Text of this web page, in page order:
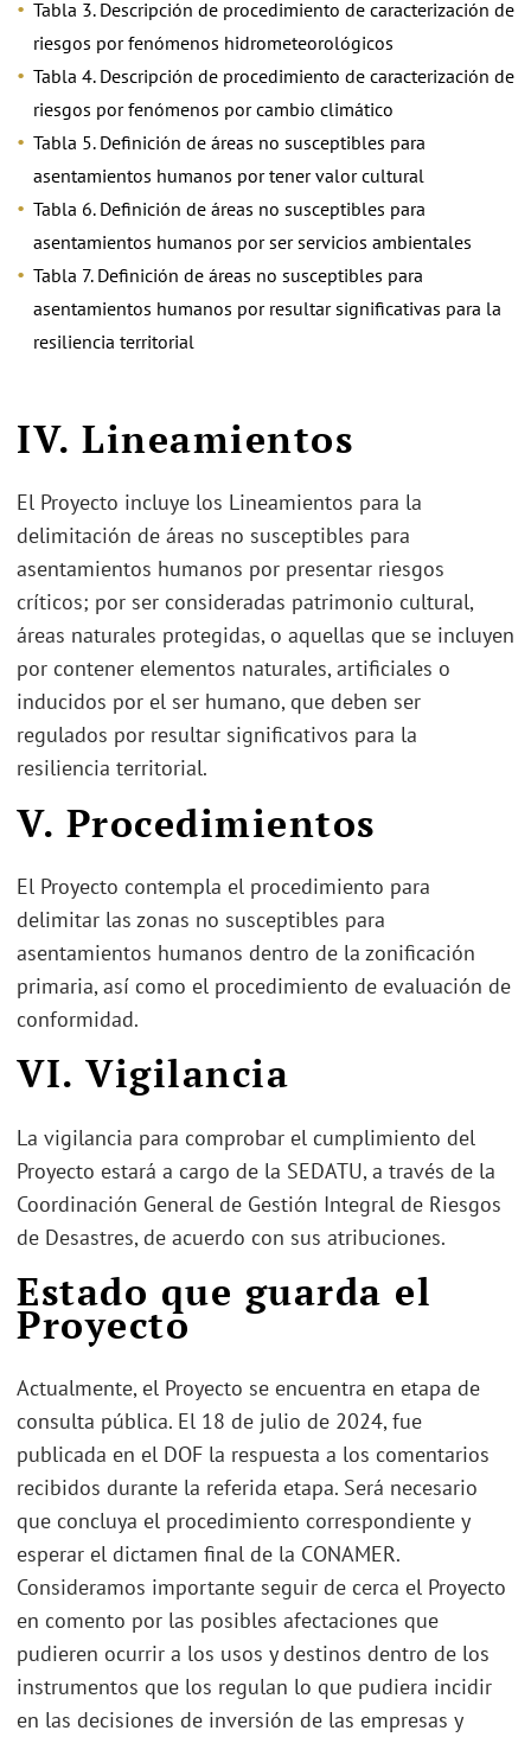
Tabla 3. Descripción de procedimiento de caracterización de
riesgos por fenómenos hidrometeorológicos
Tabla 4. Descripción de procedimiento de caracterización de
riesgos por fenómenos por cambio climático
Tabla 5. Definición de áreas no susceptibles para
asentamientos humanos por tener valor cultural
Tabla 6. Definición de áreas no susceptibles para
asentamientos humanos por ser servicios ambientales
Tabla 7. Definición de áreas no susceptibles para
asentamientos humanos por resultar significativas para la
resiliencia territorial
IV. Lineamientos
El Proyecto incluye los Lineamientos para la
delimitación de áreas no susceptibles para
asentamientos humanos por presentar riesgos
críticos; por ser consideradas patrimonio cultural,
áreas naturales protegidas, o aquellas que se incluyen
por contener elementos naturales, artificiales o
inducidos por el ser humano, que deben ser
regulados por resultar significativos para la
resiliencia territorial.
V. Procedimientos
El Proyecto contempla el procedimiento para
delimitar las zonas no susceptibles para
asentamientos humanos dentro de la zonificación
primaria, así como el procedimiento de evaluación de
conformidad.
VI. Vigilancia
La vigilancia para comprobar el cumplimiento del
Proyecto estará a cargo de la SEDATU, a través de la
Coordinación General de Gestión Integral de Riesgos
de Desastres, de acuerdo con sus atribuciones.
Estado que guarda el
Proyecto
Actualmente, el Proyecto se encuentra en etapa de
consulta pública. El 18 de julio de 2024, fue
publicada en el DOF la respuesta a los comentarios
recibidos durante la referida etapa. Será necesario
que concluya el procedimiento correspondiente y
esperar el dictamen final de la CONAMER.
Consideramos importante seguir de cerca el Proyecto
en comento por las posibles afectaciones que
pudieren ocurrir a los usos y destinos dentro de los
instrumentos que los regulan lo que pudiera incidir
en las decisiones de inversión de las empresas y